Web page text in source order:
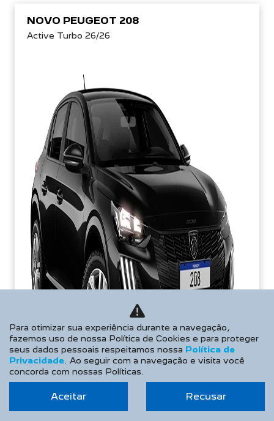
NOVO PEUGEOT 208
Active Turbo 26/26
Para otimizar sua experiência durante a navegação,
fazemos uso de nossa Política de Cookies e para proteger
seus dados pessoais respeitamos nossa Política de
Privacidade. Ao seguir com a navegação e visita você
concorda com nossas Políticas.
Aceitar Recusar